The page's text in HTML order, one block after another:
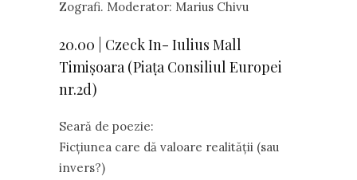
Zografi. Moderator: Marius Chivu
20.00 | Czeck In- Iulius Mall
Timișoara (Piața Consiliul Europei
nr.2d)
Seară de poezie:
Ficțiunea care dă valoare realității (sau
invers?)